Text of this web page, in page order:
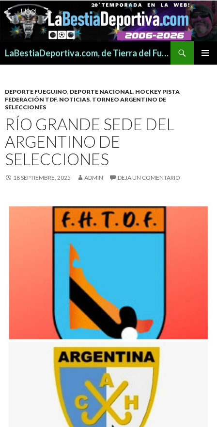
LaBestiaDeportiva.com, de Tierra del Fuego para todo el mundo
DEPORTE FUEGUINO, DEPORTE NACIONAL, HOCKEY PISTA
FEDERACIÓN TDF, NOTICIAS, TORNEO ARGENTINO DE
SELECCIONES
RÍO GRANDE SEDE DEL
ARGENTINO DE
SELECCIONES
18 SEPTIEMBRE, 2025 ADMIN DEJA UN COMENTARIO